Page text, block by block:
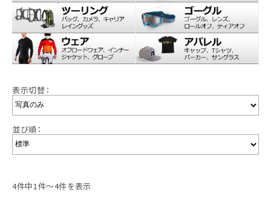
表示切替：
並び順：
4件中1件～4件を表示